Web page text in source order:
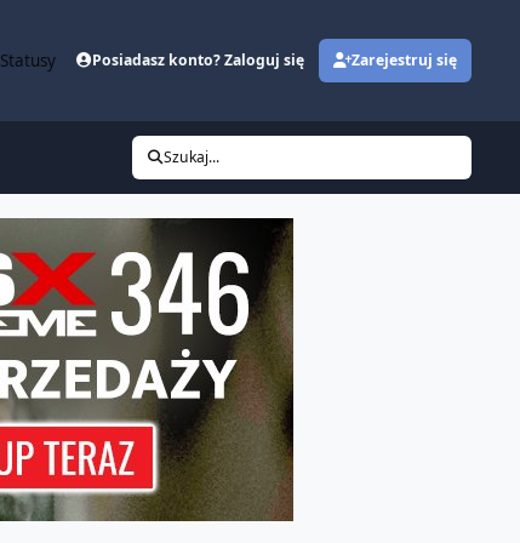
Statusy Posiadasz konto? Zaloguj się Zarejestruj się
Szukaj...